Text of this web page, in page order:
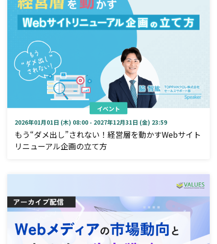
イベント
2026年01月01日 (木) 08:00 - 2027年12月31日 (金) 23:59
もう“ダメ出し”されない！経営層を動かすWebサイト
リニューアル企画の立て方